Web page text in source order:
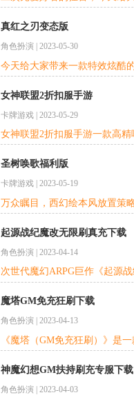
真红之刃变态版
角色扮演 2023-05-30
女神联盟2折扣服手游
卡牌游戏 | 2023-05-29
圣树唤歌福利版
卡牌游戏 2023-05-19
起源战纪魔改无限刷真充下载
角色扮演 | 2023-04-14
魔塔GM免充狂刷下载
角色扮演 2023-04-13
神魔幻想GM扶持刷充专服下载
角色扮演 2023-04-03